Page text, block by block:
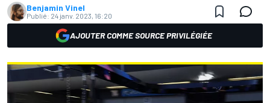
Benjamin Vinel
Publié: 24 janv. 2023, 16:20
AJOUTER COMME SOURCE PRIVILÉGIÉE